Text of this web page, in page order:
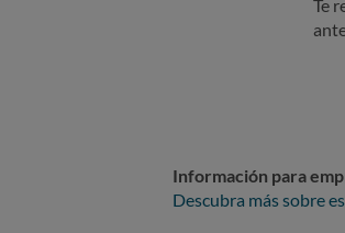
Te
Información para
Descubra más sobre